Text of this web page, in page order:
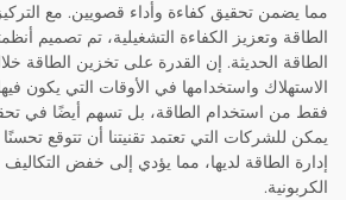
مما يضمن تحقيق كفاءة وأداء قصويين. مع
الطاقة وتعزيز الكفاءة التشغيلية، تم تصميم
الطاقة الحديثة. إن القدرة على تخزين الطاقة
الاستهلاك واستخدامها في الأوقات التي يكون
فقط من استخدام الطاقة، بل تسهم أيضًا في
يمكن للشركات التي تعتمد تقنيتنا أن تتوقع
إدارة الطاقة لديها، مما يؤدي إلى خفض التكاليف
الكربونية.